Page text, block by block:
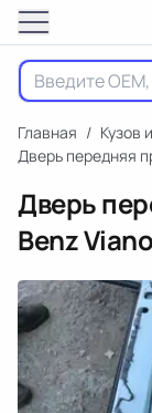
Главная / Кузов
Дверь передняя
Дверь
Benz